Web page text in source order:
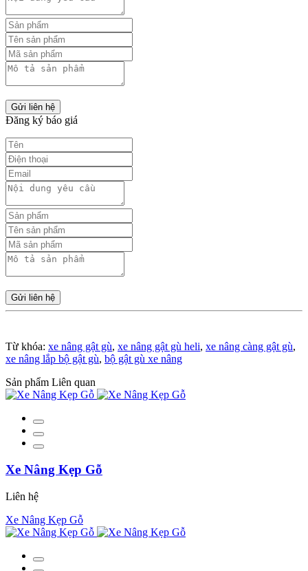
Gửi liên hệ
Đăng ký báo giá
Gửi liên hệ
Từ khóa: xe nâng gật gù, xe nâng gật gù heli, xe nâng càng gật gù,
xe nâng lắp bộ gật gù, bộ gật gù xe nâng
Sản phẩm Liên quan
Xe Nâng Kẹp Gỗ
Liên hệ
Xe Nâng Kẹp Gỗ